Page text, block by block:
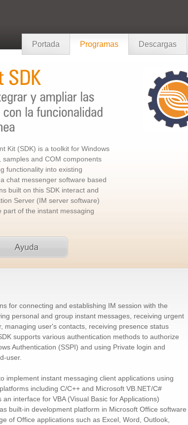
Portada Programas Descargas
Kit (SDK) is a toolkit for Windows
and COM components
functionality into existing
chat messenger software based
built on this SDK interact and
Server (IM server software)
of the instant messaging
for connecting and establishing IM session with the
personal and group instant messages, receiving urgent
managing user's contacts, receiving presence status
supports various authentication methods to authorize
Authentication (SSPI) and using Private login and
user.
implement instant messaging client applications using
including C/C++ and Microsoft VB.NET/C#
interface for VBA (Visual Basic for Applications)
built-in development platform in Microsoft Office software
of Office applications such as Excel, Word, Outlook,